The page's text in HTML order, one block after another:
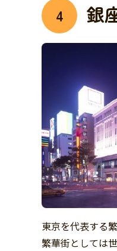
4 銀
東京を代表する
繁華街としては